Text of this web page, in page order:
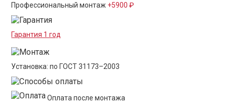
Профессиональный монтаж +5900 ₽
Гарантия 1 год
Установка: по ГОСТ 31173–2003
Оплата после монтажа